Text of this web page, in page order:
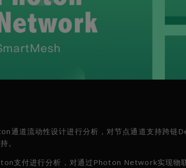
通道流动性设计进行分析，对节点通道支持跨链
。
支付进行分析，对通过Photon Network实现物